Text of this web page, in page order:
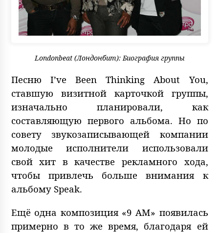
Londonbeat (Лондонбит): Биография группы
Песню I’ve Been Thinking About You,
ставшую визитной карточкой группы,
изначально планировали, как
составляющую первого альбома. Но по
совету звукозаписывающей компании
молодые исполнители использовали
свой хит в качестве рекламного хода,
чтобы привлечь больше внимания к
альбому Speak.
Ещё одна композиция «9 AM» появилась
примерно в то же время, благодаря ей